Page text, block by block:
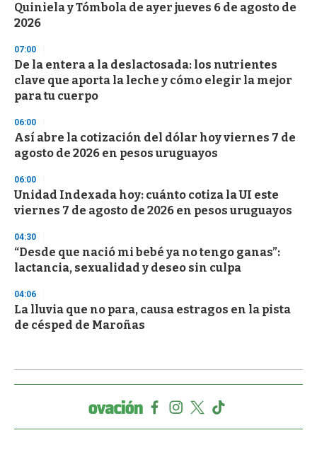
Quiniela y Tómbola de ayer jueves 6 de agosto de
2026
07:00
De la entera a la deslactosada: los nutrientes
clave que aporta la leche y cómo elegir la mejor
para tu cuerpo
06:00
Así abre la cotización del dólar hoy viernes 7 de
agosto de 2026 en pesos uruguayos
06:00
Unidad Indexada hoy: cuánto cotiza la UI este
viernes 7 de agosto de 2026 en pesos uruguayos
04:30
“Desde que nació mi bebé ya no tengo ganas”:
lactancia, sexualidad y deseo sin culpa
04:06
La lluvia que no para, causa estragos en la pista
de césped de Maroñas